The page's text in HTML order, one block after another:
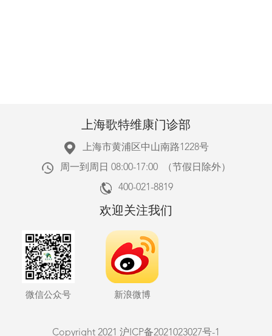
上海歌特维康门诊部
上海市黄浦区中山南路1228号
周一到周日 08:00-17:00 （节假日除外）
400-021-8819
欢迎关注我们
微信公众号 新浪微博
Copyright 2021 沪ICP备2021023027号-1